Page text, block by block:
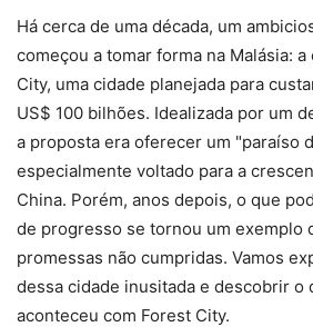
Há cerca de uma década, um
começou a tomar forma na Malásia:
City, uma cidade planejada para
US$ 100 bilhões. Idealizada por um
a proposta era oferecer um "paraíso
especialmente voltado para a
China. Porém, anos depois, o que
de progresso se tornou um exemplo
promessas não cumpridas. Vamos
dessa cidade inusitada e descobrir o
aconteceu com Forest City.